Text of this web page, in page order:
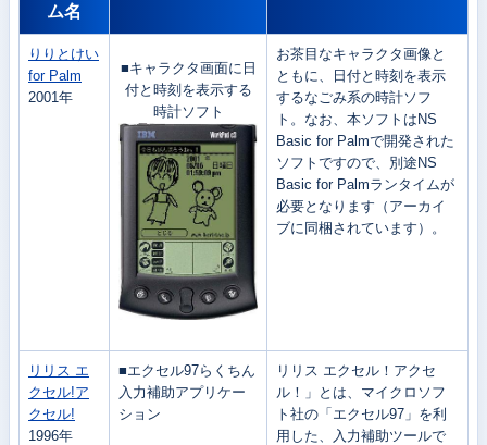
ム名
りりとけい
for Palm
2001年
■キャラクタ画面に日
付と時刻を表示する
時計ソフト
お茶目なキャラクタ画像と
ともに、日付と時刻を表示
するなごみ系の時計ソフ
ト。なお、本ソフトはNS
Basic for Palmで開発された
ソフトですので、別途NS
Basic for Palmランタイムが
必要となります（アーカイ
ブに同梱されています）。
リリス エ
クセル!ア
クセル!
1996年
■エクセル97らくちん
入力補助アプリケー
ション
リリス エクセル！アクセ
ル！」とは、マイクロソフ
ト社の「エクセル97」を利
用した、入力補助ツールで